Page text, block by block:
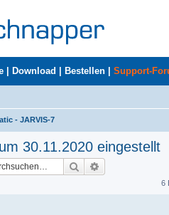
Download Bestellen Support-
- JARVIS-7
30.11.2020 eingestellt
Suche
6